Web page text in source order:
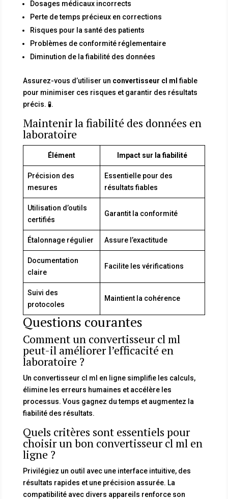
Dosages médicaux incorrects
Perte de temps précieux en corrections
Risques pour la santé des patients
Problèmes de conformité réglementaire
Diminution de la fiabilité des données
Assurez-vous d’utiliser un convertisseur cl ml fiable
pour minimiser ces risques et garantir des résultats
précis. 🧪.
Maintenir la fiabilité des données en
laboratoire
Élément Impact sur la fiabilité
Précision des
mesures
Essentielle pour des
résultats fiables
Utilisation d’outils
certifiés
Garantit la conformité
Étalonnage régulier Assure l’exactitude
Documentation
claire
Facilite les vérifications
Suivi des
protocoles
Maintient la cohérence
Questions courantes
Comment un convertisseur cl ml
peut-il améliorer l’efficacité en
laboratoire ?
Un convertisseur cl ml en ligne simplifie les calculs,
élimine les erreurs humaines et accélère les
processus. Vous gagnez du temps et augmentez la
fiabilité des résultats.
Quels critères sont essentiels pour
choisir un bon convertisseur cl ml en
ligne ?
Privilégiez un outil avec une interface intuitive, des
résultats rapides et une précision assurée. La
compatibilité avec divers appareils renforce son